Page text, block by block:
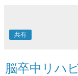
共有
脳卒中リハ